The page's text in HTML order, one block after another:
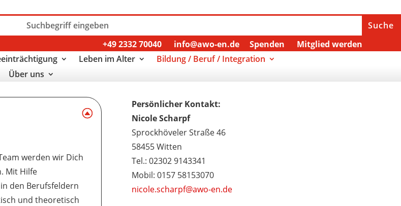
+49 2332 70040
info@awo-en.de Spenden
Mitglied werden
Leben im Alter
Bildung / Beruf / Integration
Über uns
werden wir Dich
Mit Hilfe
den Berufsfeldern
und theoretisch
Persönlicher Kontakt:
Nicole Scharpf
Sprockhöveler Straße 46
58455 Witten
Tel.: 02302 9143341
Mobil: 0157 58153070
nicole.scharpf@awo-en.de